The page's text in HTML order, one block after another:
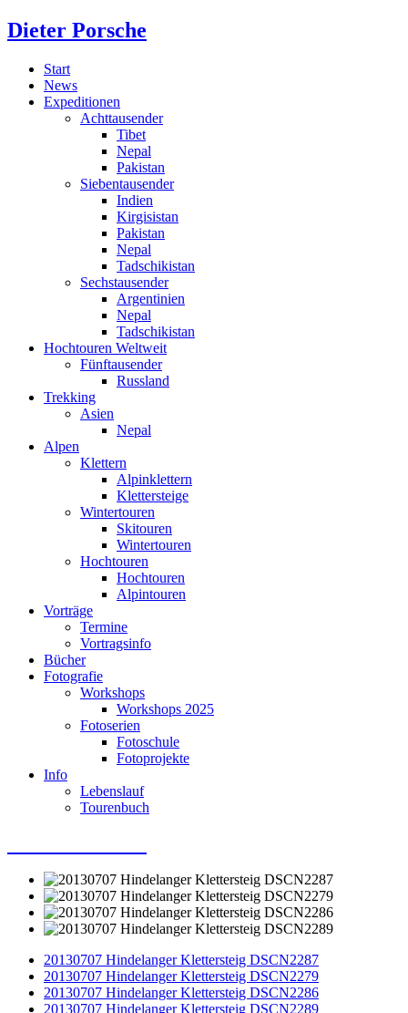
Dieter Porsche
Start
News
Expeditionen
Achttausender
Tibet
Nepal
Pakistan
Siebentausender
Indien
Kirgisistan
Pakistan
Nepal
Tadschikistan
Sechstausender
Argentinien
Nepal
Tadschikistan
Hochtouren Weltweit
Fünftausender
Russland
Trekking
Asien
Nepal
Alpen
Klettern
Alpinklettern
Klettersteige
Wintertouren
Skitouren
Wintertouren
Hochtouren
Hochtouren
Alpintouren
Vorträge
Termine
Vortragsinfo
Bücher
Fotografie
Workshops
Workshops 2025
Fotoserien
Fotoschule
Fotoprojekte
Info
Lebenslauf
Tourenbuch
20130707 Hindelanger Klettersteig DSCN2287
20130707 Hindelanger Klettersteig DSCN2279
20130707 Hindelanger Klettersteig DSCN2286
20130707 Hindelanger Klettersteig DSCN2289